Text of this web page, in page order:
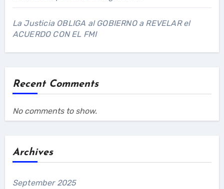
La Justicia OBLIGA al GOBIERNO a REVELAR el
ACUERDO CON EL FMI
Recent Comments
No comments to show.
Archives
September 2025